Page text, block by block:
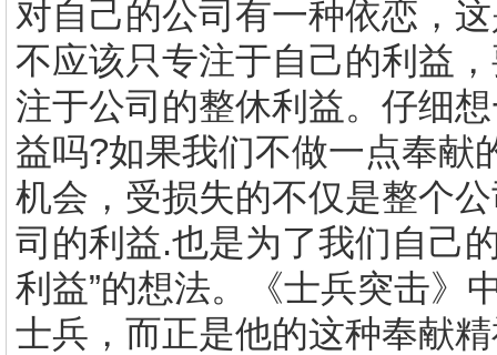
对自己的公司有一种依恋，
不应该只专注于自己的利益
注于公司的整休利益。仔细
益吗?如果我们不做一点奉献
机会，受损失的不仅是整个
司的利益.也是为了我们自己
利益”的想法。《士兵突击》
士兵，而正是他的这种奉献